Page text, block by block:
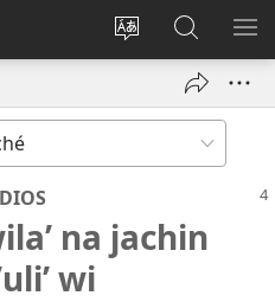
Kakʼex
chʼabʼal
rech
Umajixik
sesión
window)
Chawilaʼ
JW.ORG
RI
na jachin
wi